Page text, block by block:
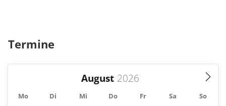
Termine
August
Mo Di Mi Do Fr Sa So